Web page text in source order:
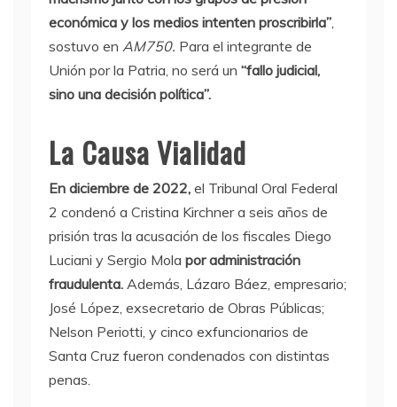
económica y los medios intenten proscribirla”,
sostuvo en AM750. Para el integrante de
Unión por la Patria, no será un “fallo judicial,
sino una decisión política”.
La Causa Vialidad
En diciembre de 2022, el Tribunal Oral Federal
2 condenó a Cristina Kirchner a seis años de
prisión tras la acusación de los fiscales Diego
Luciani y Sergio Mola por administración
fraudulenta. Además, Lázaro Báez, empresario;
José López, exsecretario de Obras Públicas;
Nelson Periotti, y cinco exfuncionarios de
Santa Cruz fueron condenados con distintas
penas.